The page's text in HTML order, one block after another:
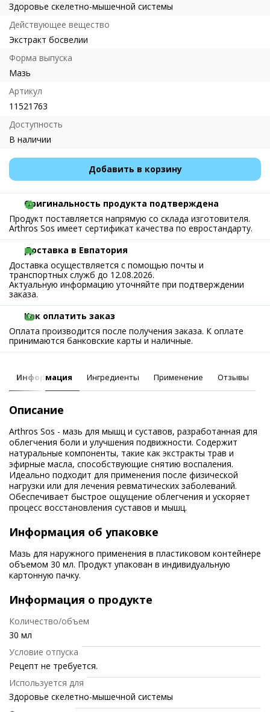
Здоровье скелетно-мышечной системы
Действующее вещество
Экстракт босвелии
Форма выпуска
Мазь
Артикул
11521763
Доступность
В наличии
Добавить в корзину
Оригинальность продукта подтверждена
Продукт поставляется напрямую со склада изготовителя.
Arthros Sos имеет сертификат качества по евростандарту.
Доставка в Евпатория
Доставка осуществляется с помощью почты и
транспортных служб до 12.08.2026.
Актуальную информацию уточняйте при подтверждении
заказа.
Как оплатить заказ
Оплата производится после получения заказа. К оплате
принимаются банковские карты и наличные.
Информация Ингредиенты Применение Отзывы
Описание
Arthros Sos - мазь для мышц и суставов, разработанная для
облегчения боли и улучшения подвижности. Содержит
натуральные компоненты, такие как экстракты трав и
эфирные масла, способствующие снятию воспаления.
Идеально подходит для применения после физической
нагрузки или для лечения ревматических заболеваний.
Обеспечивает быстрое ощущение облегчения и ускоряет
процесс восстановления суставов и мышц.
Информация об упаковке
Мазь для наружного применения в пластиковом контейнере
объемом 30 мл. Продукт упакован в индивидуальную
картонную пачку.
Информация о продукте
Количество/объем
30 мл
Условие отпуска
Рецепт не требуется.
Используется для
Здоровье скелетно-мышечной системы